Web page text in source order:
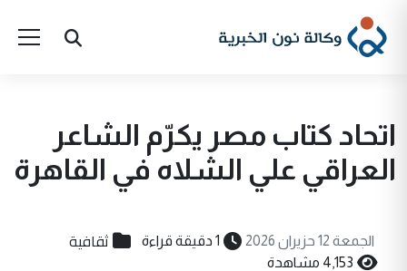
اتحاد كتاب مصر يكرّم الشاعر
العراقي علي الشلاه في القاهرة
الجمعة 12 حزيران 2026 1 دقيقة قراءة ثقافية
4,153 مشاهدة